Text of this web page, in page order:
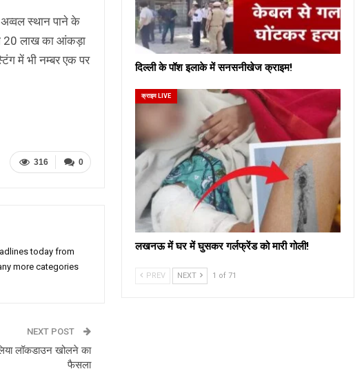
स्थान पाने के
20 लाख का आंकड़ा
में भी नम्बर एक पर
0
316
today from
more categories
NEXT POST
लॉकडाउन खोलने का
फैसला
दिल्ली के पॉश इलाके में सनसनीखेज क्राइम!
क्राइम LIVE
लखनऊ में घर में घुसकर गर्लफ्रेंड को मारी गोली!
PREV NEXT 1 of 71